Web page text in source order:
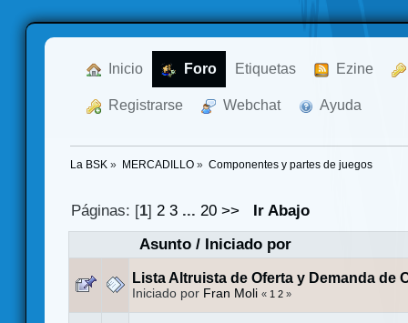
Inicio Foro Etiquetas Ezine
Registrarse Webchat Ayuda
La BSK » MERCADILLO» Componentes y partes de juegos
Páginas: [1]2 3 ...20 >>
Ir Abajo
Asunto/ Iniciado por
Lista Altruista de Oferta y Demanda de
Iniciado por Fran Moli « 1 2 »